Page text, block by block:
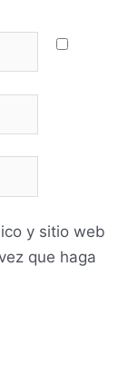
y sitio web
que haga